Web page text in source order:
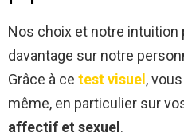
Nos choix et notre
davantage sur notre
Grâce à ce test visuel ,
même, en particulier sur
affectif et sexuel .